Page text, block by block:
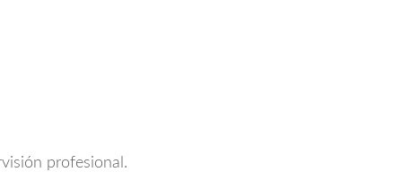
profesional.